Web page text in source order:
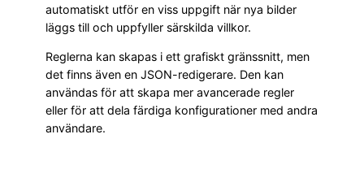
automatiskt utför en viss uppgift när nya bilder
läggs till och uppfyller särskilda villkor.
Reglerna kan skapas i ett grafiskt gränssnitt, men
det finns även en JSON-redigerare. Den kan
användas för att skapa mer avancerade regler
eller för att dela färdiga konfigurationer med andra
användare.